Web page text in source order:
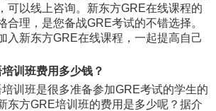
可以线上咨询。新东方GRE在线课程的
合理，是您备战GRE考试的不错选择。
入新东方GRE在线课程，一起提高自己
训班费用多少钱？
训班是很多准备参加GRE考试的学生的
东方GRE培训班的费用是多少呢？据介